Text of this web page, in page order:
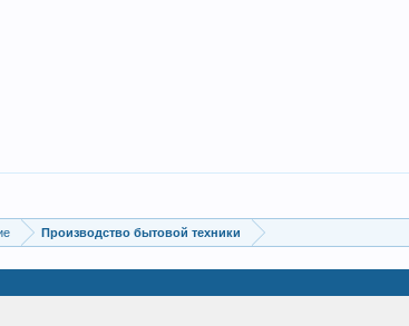
Производство бытовой техники